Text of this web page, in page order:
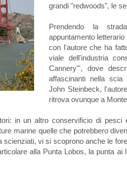
grandi "redwoods", le
Prendendo la
appuntamento
con l'autore che ha
viale dell'industria
Cannery"', dove
affascinanti nella scia
John Steinbeck,
ritrova ovunque a
in un altro conservificio di
marine quelle che potrebbero
vi si scoprono anche le
alla Punta Lobos, la punta ai